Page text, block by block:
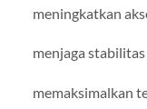
meningkatkan
menjaga
memaksimalkan